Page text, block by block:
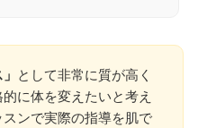
として非常に質が高く
に体を変えたいと考え
ンで実際の指導を肌で